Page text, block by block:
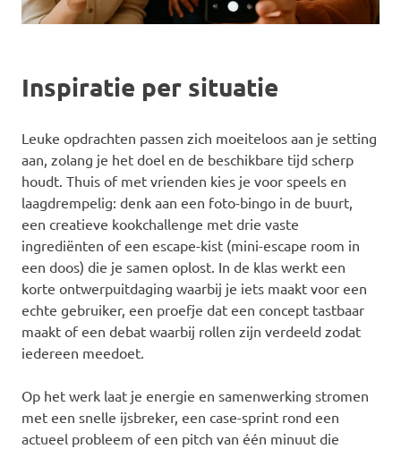
Inspiratie per situatie
Leuke opdrachten passen zich moeiteloos aan je setting
aan, zolang je het doel en de beschikbare tijd scherp
houdt. Thuis of met vrienden kies je voor speels en
laagdrempelig: denk aan een foto-bingo in de buurt,
een creatieve kookchallenge met drie vaste
ingrediënten of een escape-kist (mini-escape room in
een doos) die je samen oplost. In de klas werkt een
korte ontwerpuitdaging waarbij je iets maakt voor een
echte gebruiker, een proefje dat een concept tastbaar
maakt of een debat waarbij rollen zijn verdeeld zodat
iedereen meedoet.
Op het werk laat je energie en samenwerking stromen
met een snelle ijsbreker, een case-sprint rond een
actueel probleem of een pitch van één minuut die